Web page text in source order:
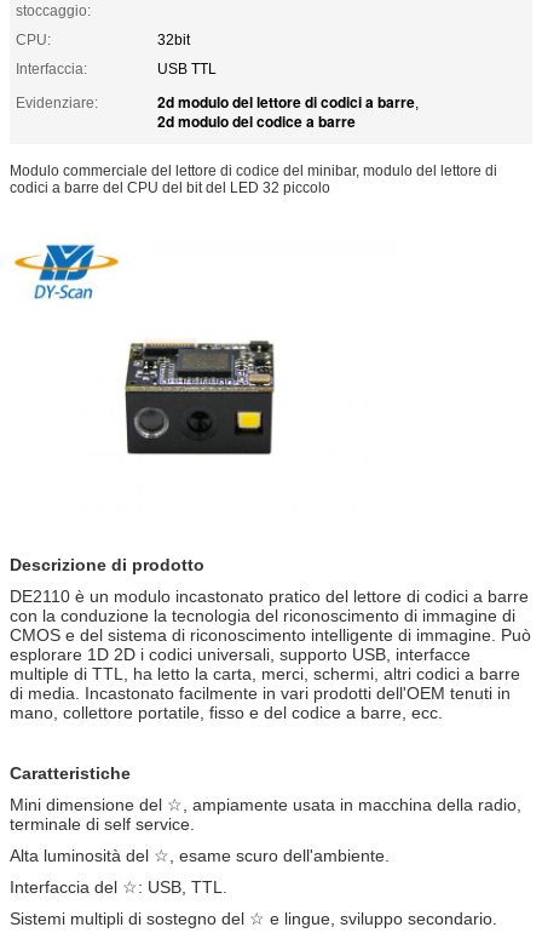
stoccaggio:
CPU:
32bit
Interfaccia:
USB TTL
Evidenziare:
2d modulo del lettore di codici a barre,
2d modulo del codice a barre
Modulo commerciale del lettore di codice del minibar, modulo del lettore di
codici a barre del CPU del bit del LED 32 piccolo
Descrizione di prodotto
DE2110 è un modulo incastonato pratico del lettore di codici a barre
con la conduzione la tecnologia del riconoscimento di immagine di
CMOS e del sistema di riconoscimento intelligente di immagine. Può
esplorare 1D 2D i codici universali, supporto USB, interfacce
multiple di TTL, ha letto la carta, merci, schermi, altri codici a barre
di media. Incastonato facilmente in vari prodotti dell'OEM tenuti in
mano, collettore portatile, fisso e del codice a barre, ecc.
Caratteristiche
Mini dimensione del ☆, ampiamente usata in macchina della radio,
terminale di self service.
Alta luminosità del ☆, esame scuro dell'ambiente.
Interfaccia del ☆: USB, TTL.
Sistemi multipli di sostegno del ☆ e lingue, sviluppo secondario.